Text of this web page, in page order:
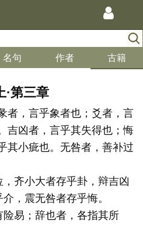
名句 作者 古籍
·第三章
乎象者也；爻者，言
吉凶者，言乎其失得也；悔
其小疵也。无咎者，善补过
齐小大者存乎卦，辩吉凶
，震无咎者存乎悔。
易；辞也者，各指其所